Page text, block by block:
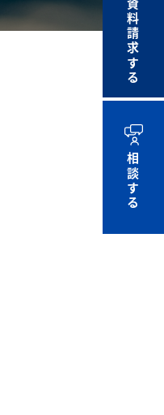
資料請求する
相談する